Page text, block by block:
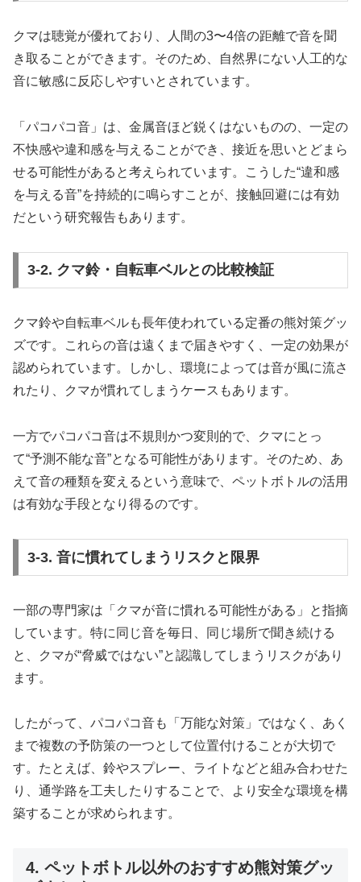
クマは聴覚が優れており、人間の3〜4倍の距離で音を聞
き取ることができます。そのため、自然界にない人工的な
音に敏感に反応しやすいとされています。
「パコパコ音」は、金属音ほど鋭くはないものの、一定の
不快感や違和感を与えることができ、接近を思いとどまら
せる可能性があると考えられています。こうした“違和感
を与える音”を持続的に鳴らすことが、接触回避には有効
だという研究報告もあります。
3-2. クマ鈴・自転車ベルとの比較検証
クマ鈴や自転車ベルも長年使われている定番の熊対策グッ
ズです。これらの音は遠くまで届きやすく、一定の効果が
認められています。しかし、環境によっては音が風に流さ
れたり、クマが慣れてしまうケースもあります。
一方でパコパコ音は不規則かつ変則的で、クマにとっ
て“予測不能な音”となる可能性があります。そのため、あ
えて音の種類を変えるという意味で、ペットボトルの活用
は有効な手段となり得るのです。
3-3. 音に慣れてしまうリスクと限界
一部の専門家は「クマが音に慣れる可能性がある」と指摘
しています。特に同じ音を毎日、同じ場所で聞き続ける
と、クマが“脅威ではない”と認識してしまうリスクがあり
ます。
したがって、パコパコ音も「万能な対策」ではなく、あく
まで複数の予防策の一つとして位置付けることが大切で
す。たとえば、鈴やスプレー、ライトなどと組み合わせた
り、通学路を工夫したりすることで、より安全な環境を構
築することが求められます。
4. ペットボトル以外のおすすめ熊対策グッ